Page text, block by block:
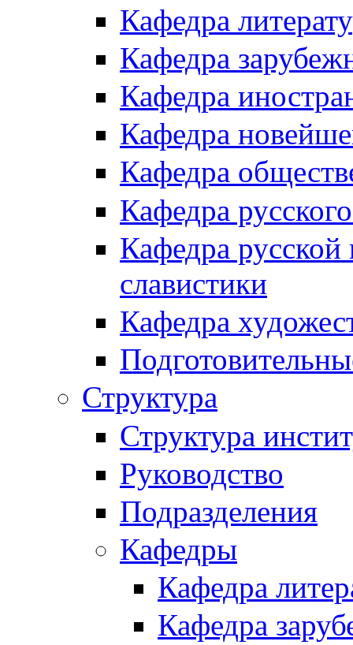
Кафедра
Кафедра
Кафедра
Кафедра
Кафедра
Кафедра
Кафедра русской
славистики
Кафедра
Структура
Структура
Руководство
Подразделения
Кафедры
Кафедра
Кафедра